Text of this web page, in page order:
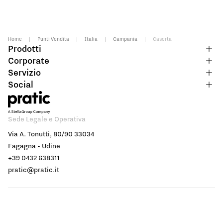
Home | Punti Vendita | Italia | Campania | Caserta
Prodotti
Corporate
Servizio
Social
Sede Legale e Operativa
Via A. Tonutti, 80/90 33034
Fagagna - Udine
+39 0432 638311
pratic@pratic.it